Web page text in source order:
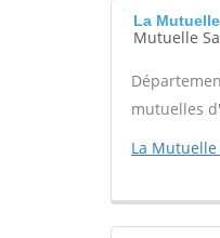
La
Mutuelle
mutuelles
La